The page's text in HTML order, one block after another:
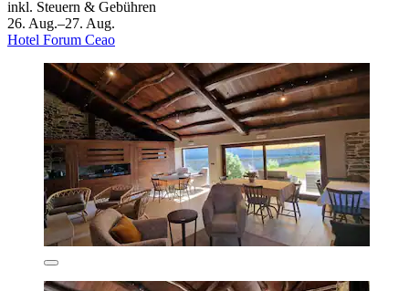
inkl. Steuern & Gebühren
26. Aug.–27. Aug.
Hotel Forum Ceao